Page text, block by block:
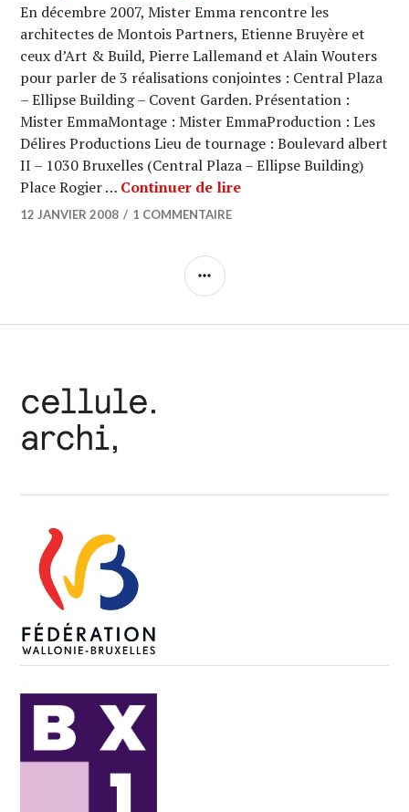
En décembre 2007, Mister Emma rencontre les
architectes de Montois Partners, Etienne Bruyère et
ceux d’Art & Build, Pierre Lallemand et Alain Wouters
pour parler de 3 réalisations conjointes : Central Plaza
– Ellipse Building – Covent Garden. Présentation :
Mister EmmaMontage : Mister EmmaProduction : Les
Délires Productions Lieu de tournage : Boulevard albert
II – 1030 Bruxelles (Central Plaza – Ellipse Building)
Place Rogier … Continuer de lireARCHI URBAIN (02/
12 JANVIER 2008 1 COMMENTAIRE
COLONNE